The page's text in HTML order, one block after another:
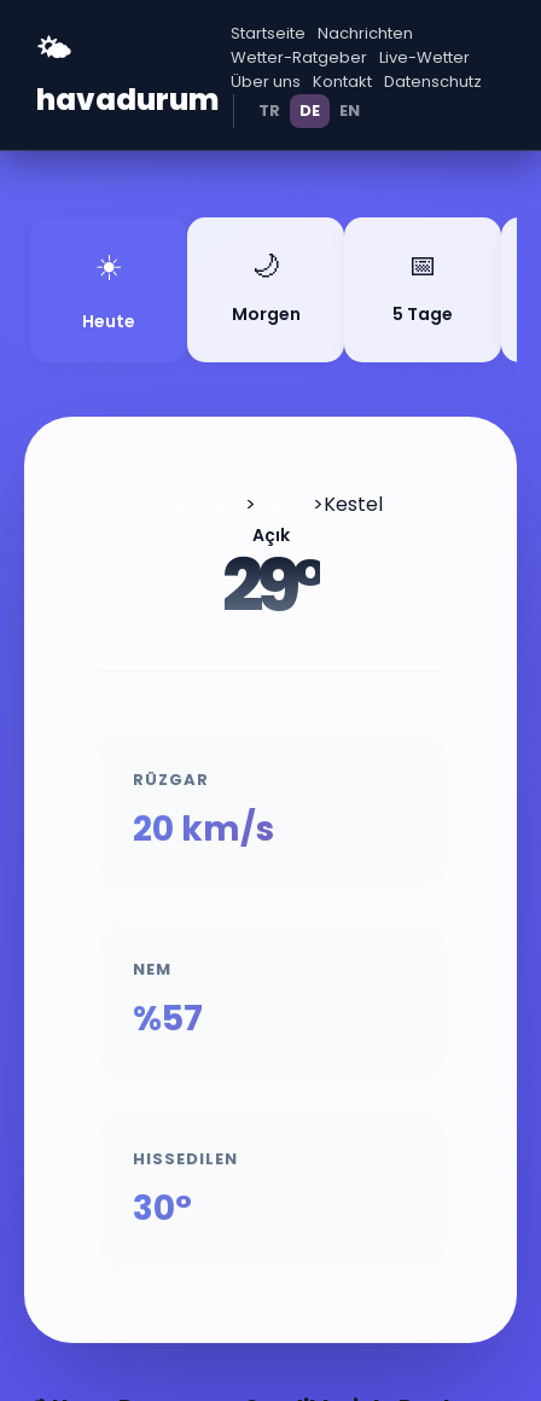
🌤️
havadurum
Startseite Nachrichten
Wetter-Ratgeber Live-Wetter
Über uns Kontakt Datenschutz
TR
DE EN
☀️
Heute
🌙
Morgen
📅
5 Tage
> >Kestel
Açık
29°
RÜZGAR
20 km/s
NEM
%57
HISSEDILEN
30°